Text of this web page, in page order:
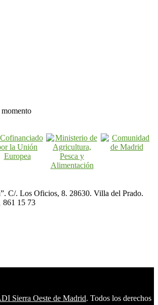
C/. Los Oficios, 8. 28630. Villa del Prado.
861 15 73
Sierra Oeste de Madrid. Todos los derechos